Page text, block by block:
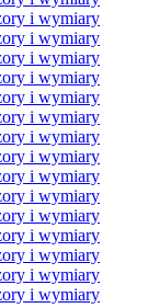
i wymiary
i wymiary
i wymiary
i wymiary
i wymiary
i wymiary
i wymiary
i wymiary
i wymiary
i wymiary
i wymiary
i wymiary
i wymiary
i wymiary
i wymiary